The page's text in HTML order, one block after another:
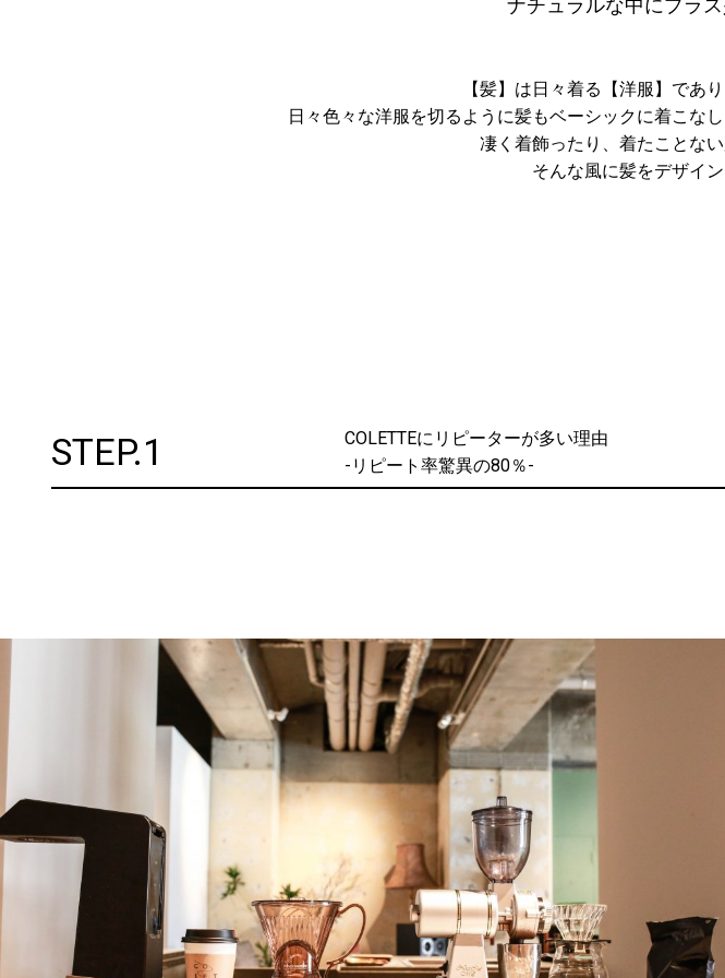
ナチュラルな中にプラ
【髪】は日々着る【洋服】であ
日々色々な洋服を切るように髪もベーシックに着こな
凄く着飾ったり、着たことな
そんな風に髪をデザイ
STEP.1
COLETTEにリピーターが多い理由
-リピート率驚異の80％-